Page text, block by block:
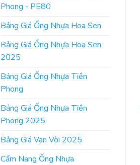
Phong - PE80
Bảng Giá Ống Nhựa Hoa Sen
Bảng Giá Ống Nhựa Hoa Sen
2025
Bảng Giá Ống Nhựa Tiền
Phong
Bảng Giá Ống Nhựa Tiền
Phong 2025
Bảng Giá Van Vòi 2025
Cẩm Nang Ống Nhựa